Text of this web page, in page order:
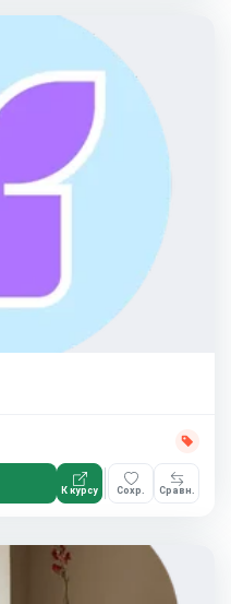
К курсу Сохр. Сравн.